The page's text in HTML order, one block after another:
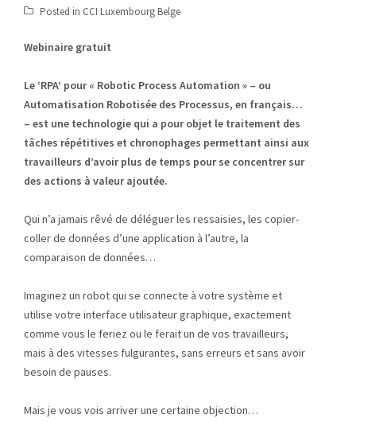
Posted in CCI Luxembourg Belge
Webinaire gratuit
Le ‘RPA’ pour « Robotic Process Automation » – ou
Automatisation Robotisée des Processus, en français…
– est une technologie qui a pour objet le traitement des
tâches répétitives et chronophages permettant ainsi aux
travailleurs d’avoir plus de temps pour se concentrer sur
des actions à valeur ajoutée.
Qui n’a jamais rêvé de déléguer les ressaisies, les copier-
coller de données d’une application à l’autre, la
comparaison de données…
Imaginez un robot qui se connecte à votre système et
utilise votre interface utilisateur graphique, exactement
comme vous le feriez ou le ferait un de vos travailleurs,
mais à des vitesses fulgurantes, sans erreurs et sans avoir
besoin de pauses.
Mais je vous vois arriver une certaine objection…